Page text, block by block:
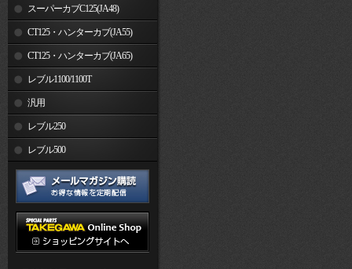
スーパーカブC125(JA48)
CT125・ハンターカブ(JA55)
CT125・ハンターカブ(JA65)
レブル1100/1100T
汎用
レブル250
レブル500